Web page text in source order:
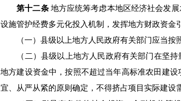
第十二条 地方应统筹考虑本地区经济社会发
设施管护经费多元化投入机制， 发挥地方财政资金
（一）县级以上地方人民政府有关部门应当
（二） 县级以上地方人民政府有关部门在坚
地方建设资金中，按照不超过当年高标准农田建设
宜、从严从紧的原则确定，不得挤占项目实际建设